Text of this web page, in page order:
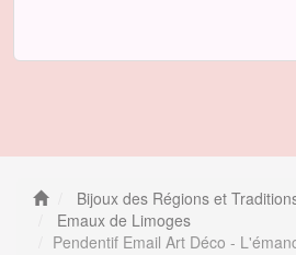
Bijoux des Régions et
Emaux de Limoges
Pendentif Email Art Déco -